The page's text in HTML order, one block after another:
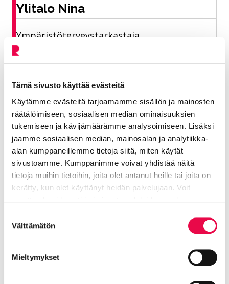
Tämä sivusto käyttää evästeitä
Käytämme evästeitä tarjoamamme sisällön ja mainosten
räätälöimiseen, sosiaalisen median ominaisuuksien
tukemiseen ja kävijämäärämme analysoimiseen. Lisäksi
jaamme sosiaalisen median, mainosalan ja analytiikka-
alan kumppaneillemme tietoja siitä, miten käytät
sivustoamme. Kumppanimme voivat yhdistää näitä
tietoja muihin tietoihin, joita olet antanut heille tai joita on
kerätty, kun olet käyttänyt heidän palvelujaan. Voit
valinta
Välttämätön
Mieltymykset
Ylitalo Nina
Ympäristöterveystarkastaja,
terveydensuojelu
040 752 3375
nina.ylitalo@riihimaki.fi
Jokioisten toimipiste. Terveydensuojelulain
mukainen valvonta
Lisää aiheesta: